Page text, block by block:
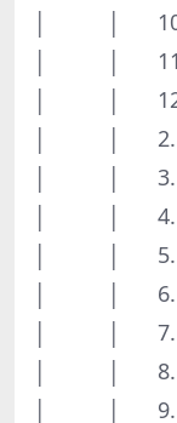
│ │ 10. 需
│ │ 11. 着
│ │ 12. 赠
│ │ 2. 预
│ │ 3. 预
│ │ 4.
│ │ 5.
│ │ 6. 正
│ │ 7. 编
│ │ 8.
│ │ 9. 连